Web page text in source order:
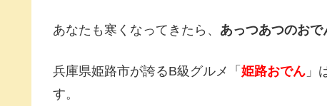
あなたも寒くなってきたら、 あっつあつのおで
兵庫県姫路市が誇るB級グルメ「 姫路おでん 」
す。